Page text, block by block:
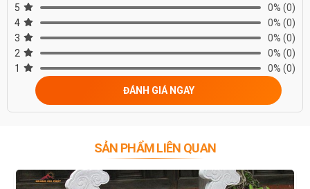
5 0% (0)
4
0% (0)
3
0% (0)
2
0% (0)
1
0% (0)
ĐÁNH GIÁ NGAY
SẢN PHẨM LIÊN QUAN